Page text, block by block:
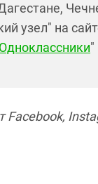
узел" на
Одноклассники"